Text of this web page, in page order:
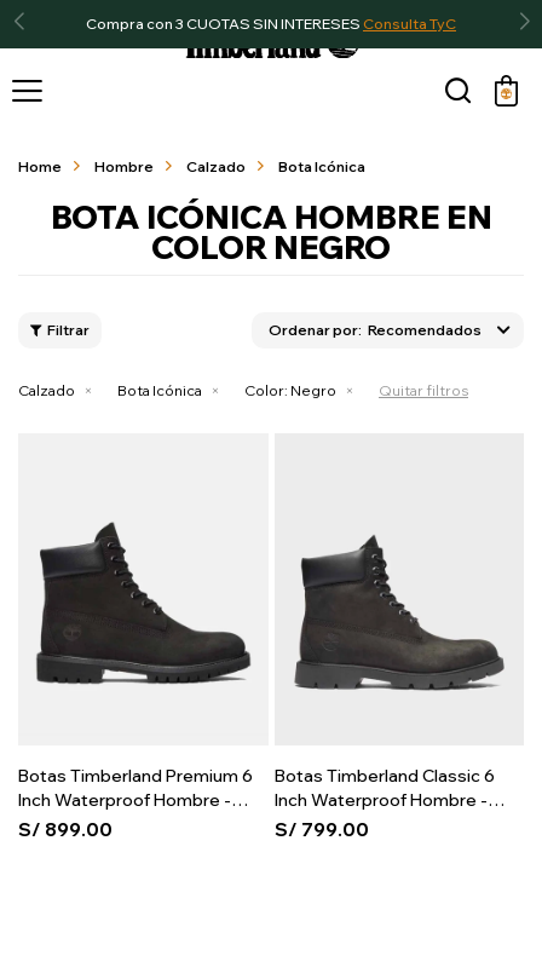
Compra con 3 CUOTAS SIN INTERESES Consulta TyC

Home Hombre Calzado Bota Icónica
BOTA ICÓNICA HOMBRE EN
COLOR NEGRO
Recomendados
Calzado Bota Icónica Color: Negro Quitar filtros
Botas Timberland Premium 6
Inch Waterproof Hombre -
Black
S/ 899.00
Botas Timberland Classic 6
Inch Waterproof Hombre -
Black
S/ 799.00